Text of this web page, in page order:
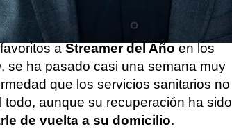
a Streamer del Año en los
se ha pasado casi una semana muy
que los servicios sanitarios no
todo, aunque su recuperación ha sido
de vuelta a su domicilio.